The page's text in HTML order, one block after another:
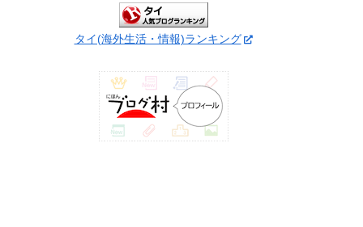
タイ(海外生活・情報)ランキング